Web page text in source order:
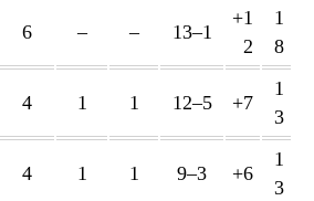
6 – – 13–1
+1
2
1
8
4 1 1 12–5 +7
1
3
4 1 1 9–3 +6
1
3